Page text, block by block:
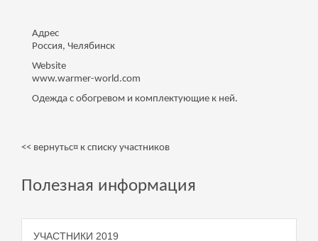
Адрес
Россия, Челябинск
Website
www.warmer-world.com
Одежда с обогревом и комплектующие к ней.
<< вернутьс¤ к списку участников
Полезная информация
УЧАСТНИКИ 2019